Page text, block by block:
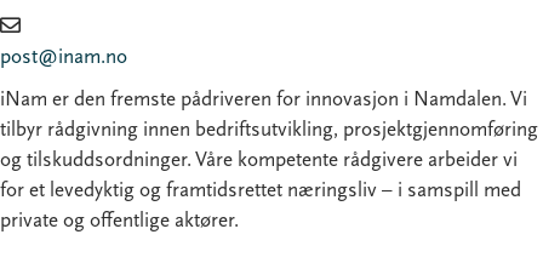
post@inam.no
iNam er den fremste pådriveren for innovasjon i Namdalen. Vi
tilbyr rådgivning innen bedriftsutvikling, prosjektgjennomføring
og tilskuddsordninger. Våre kompetente rådgivere arbeider vi
for et levedyktig og framtidsrettet næringsliv – i samspill med
private og offentlige aktører.